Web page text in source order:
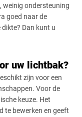
weinig ondersteuning
goed naar de
Dan kunt u
uw lichtbak?
zijn voor een
Voor de
keuze. Het
te bewerken en geeft